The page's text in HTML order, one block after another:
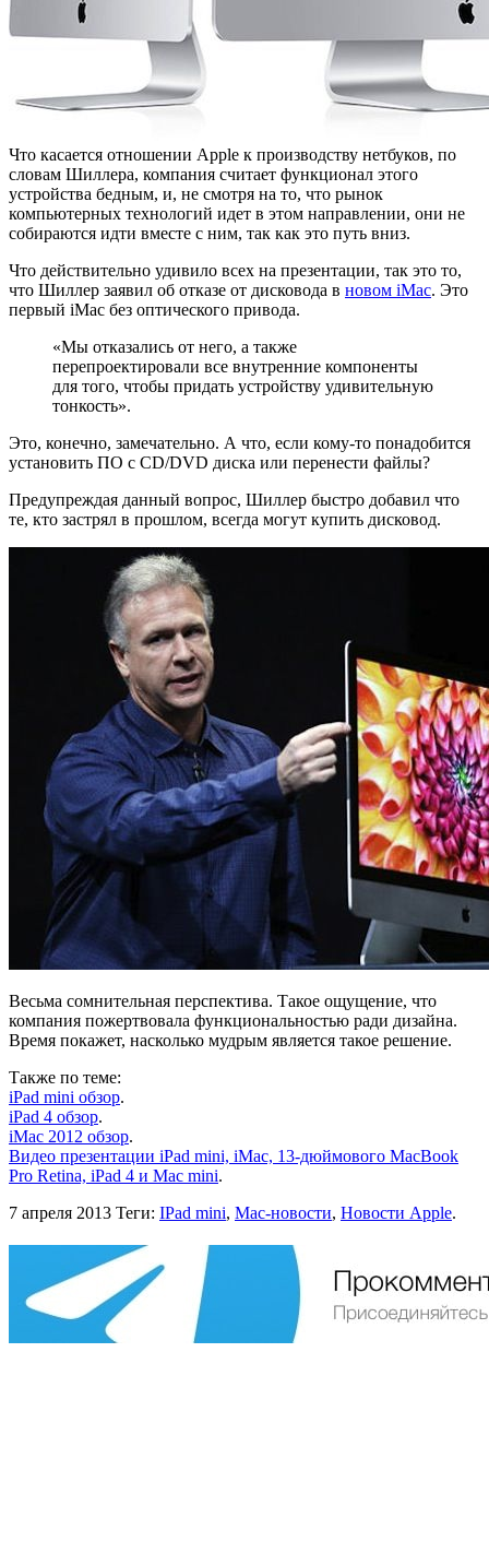
Что касается отношении Apple к производству нетбуков, по
словам Шиллера, компания считает функционал этого
устройства бедным, и, не смотря на то, что рынок
компьютерных технологий идет в этом направлении, они не
собираются идти вместе с ним, так как это путь вниз.
Что действительно удивило всех на презентации, так это то,
что Шиллер заявил об отказе от дисковода в новом iMac. Это
первый iMac без оптического привода.
«Мы отказались от него, а также
перепроектировали все внутренние компоненты
для того, чтобы придать устройству удивительную
тонкость».
Это, конечно, замечательно. А что, если кому-то понадобится
установить ПО с CD/DVD диска или перенести файлы?
Предупреждая данный вопрос, Шиллер быстро добавил что
те, кто застрял в прошлом, всегда могут купить дисковод.
Весьма сомнительная перспектива. Такое ощущение, что
компания пожертвовала функциональностью ради дизайна.
Время покажет, насколько мудрым является такое решение.
Также по теме:
iPad mini обзор.
iPad 4 обзор.
iMac 2012 обзор.
Видео презентации iPad mini, iMac, 13-дюймового MacBook
Pro Retina, iPad 4 и Mac mini.
7 апреля 2013 Теги: IPad mini, Mac-новости, Новости Apple.